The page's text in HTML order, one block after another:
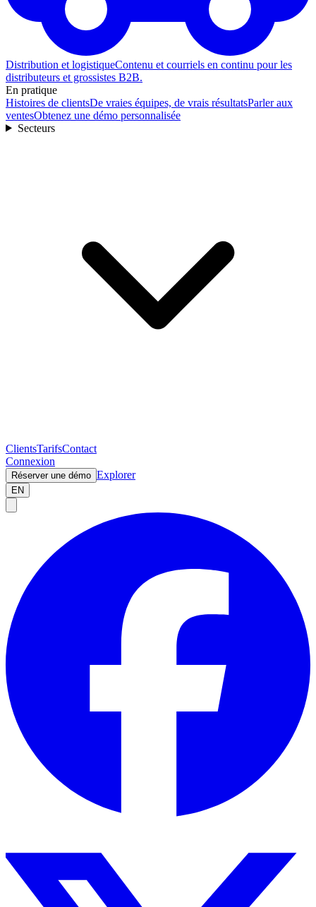
Distribution et logistiqueContenu et courriels en continu pour les
distributeurs et grossistes B2B.
En pratique
Histoires de clientsDe vraies équipes, de vrais résultatsParler aux
ventesObtenez une démo personnalisée
Secteurs
ClientsTarifsContact
Connexion
Réserver une démo Explorer
EN